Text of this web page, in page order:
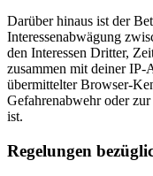
Darüber hinaus ist der
Interessenabwägung
den Interessen Dritter,
zusammen mit deiner IP-
übermittelter Browser-
Gefahrenabwehr oder
ist.
Regelungen